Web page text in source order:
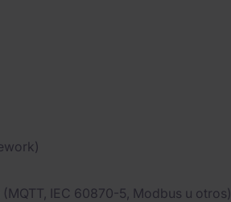
IEC 60870-5, Modbus u otros)